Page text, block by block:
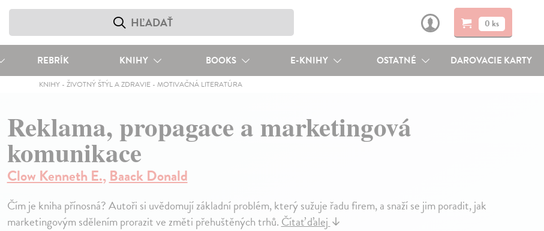
0 ks
REBRÍK KNIHY BOOKS E-KNIHY OSTATNÉ DAROVACIE KARTY
KNIHY -ŽIVOTNÝ ŠTÝL A ZDRAVIE -MOTIVAČNÁ LITERATÚRA
Reklama, propagace a marketingová
komunikace
Clow Kenneth E.,Baack Donald
Čím je kniha přínosná? Autoři si uvědomují základní problém, který sužuje řadu firem, a snaží se jim poradit, jak
marketingovým sdělením prorazit ve změti přehuštěných trhů.Čítať ďalej↓